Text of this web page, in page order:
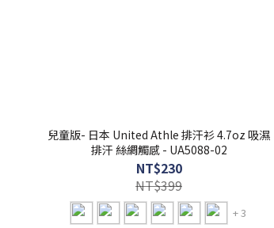
兒童版- 日本 United Athle 排汗衫 4.7oz 吸濕
排汗 絲綢觸感 - UA5088-02
NT$230
NT$399
+ 3